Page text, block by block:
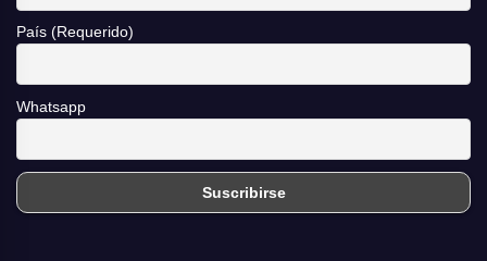
País (Requerido)
Whatsapp